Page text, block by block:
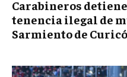
Carabineros
tenencia ilegal de
Sarmiento de Curicó